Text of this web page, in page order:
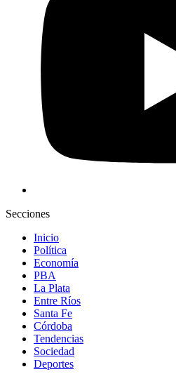
Secciones
Inicio
Política
Economía
PBA
La Plata
Entre Ríos
Santa Fe
Córdoba
Tendencias
Sociedad
Deportes